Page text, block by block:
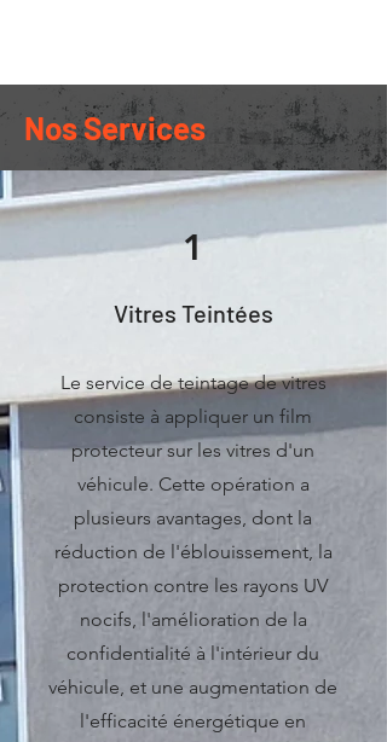
Nos Services
1
Vitres Teintées
Le service de teintage de vitres
consiste à appliquer un film
protecteur sur les vitres d'un
véhicule. Cette opération a
plusieurs avantages, dont la
réduction de l'éblouissement, la
protection contre les rayons UV
nocifs, l'amélioration de la
confidentialité à l'intérieur du
véhicule, et une augmentation de
l'efficacité énergétique en